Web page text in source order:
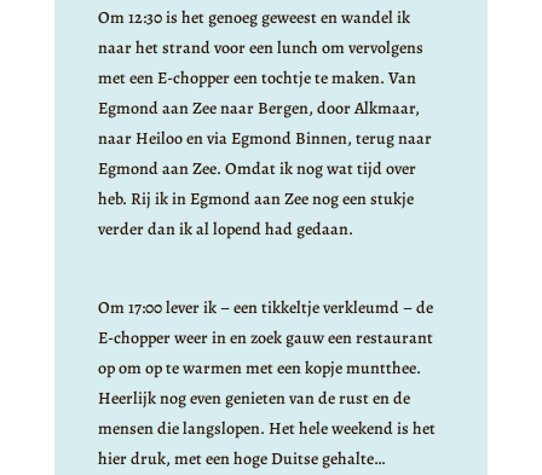
Om 12:30 is het genoeg geweest en wandel ik
naar het strand voor een lunch om vervolgens
met een E-chopper een tochtje te maken. Van
Egmond aan Zee naar Bergen, door Alkmaar,
naar Heiloo en via Egmond Binnen, terug naar
Egmond aan Zee. Omdat ik nog wat tijd over
heb. Rij ik in Egmond aan Zee nog een stukje
verder dan ik al lopend had gedaan.
Om 17:00 lever ik – een tikkeltje verkleumd – de
E-chopper weer in en zoek gauw een restaurant
op om op te warmen met een kopje muntthee.
Heerlijk nog even genieten van de rust en de
mensen die langslopen. Het hele weekend is het
hier druk, met een hoge Duitse gehalte…